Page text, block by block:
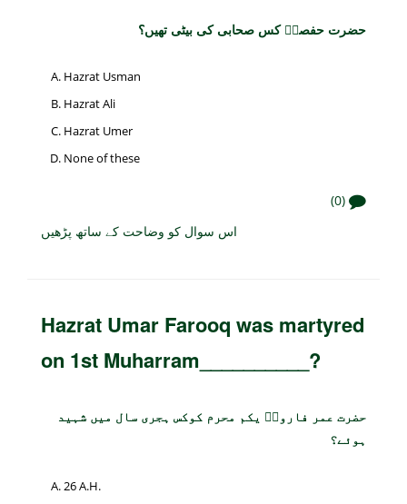
حضرت حفصہؓ کس صحابی کی بیٹی تھیں؟
Hazrat Usman
Hazrat Ali
Hazrat Umer
None of these
(0)
اس سوال کو وضاحت کے ساتھ پڑھیں
Hazrat Umar Farooq was martyred
on 1st Muharram__________?
حضرت عمر فاروقؓ یکم محرم کوکس ہجری سال میں شہید
ہوئے؟
26 A.H.